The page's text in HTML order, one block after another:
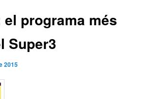
programa més
Super3
2015